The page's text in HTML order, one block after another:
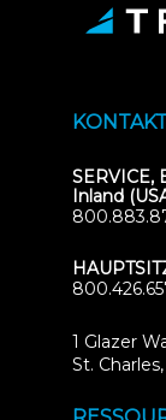
SERVICE,
Inland
1 Glazer
St.